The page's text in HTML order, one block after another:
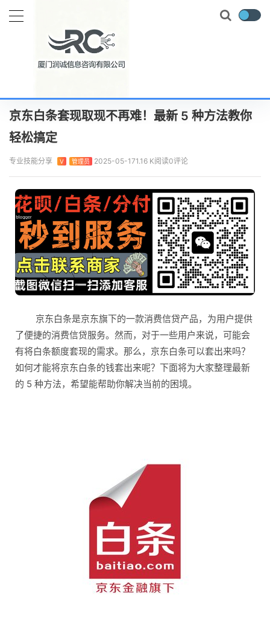
当前位置： 首页 专业技能
京东白条套现取现不再难！最新 5 种方法教你
轻松搞定
专业技能分享 V 管理员 2025-05-171.16 K阅读0评论
京东白条是京东旗下的一款消费信贷产品，为用户提供
了便捷的消费信贷服务。然而，对于一些用户来说，可能会
有将白条额度套现的需求。那么，京东白条可以套出来吗？
如何才能将京东白条的钱套出来呢？下面将为大家整理最新
的 5 种方法，希望能帮助你解决当前的困境。